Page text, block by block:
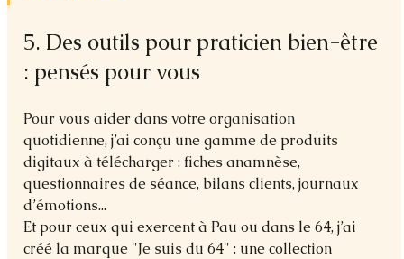
5. Des outils pour praticien bien-être
: pensés pour vous
Pour vous aider dans votre organisation
quotidienne, j’ai conçu une gamme de produits
digitaux à télécharger : fiches anamnèse,
questionnaires de séance, bilans clients, journaux
d’émotions...
Et pour ceux qui exercent à Pau ou dans le 64, j’ai
créé la marque "Je suis du 64" : une collection